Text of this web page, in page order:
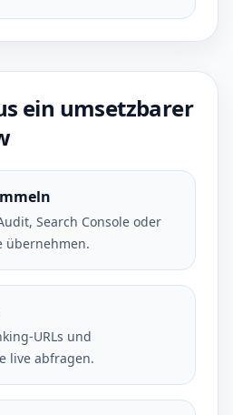
ein umsetzbarer
Search Console oder
übernehmen.
URLs und
live abfragen.